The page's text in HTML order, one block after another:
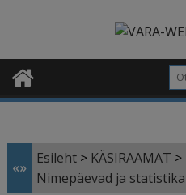
«»
Esileht > KÄSIRAAMAT >
Nimepäevad ja statistika